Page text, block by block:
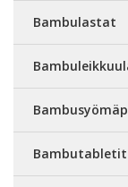
Bambulastat
Bambutabletit